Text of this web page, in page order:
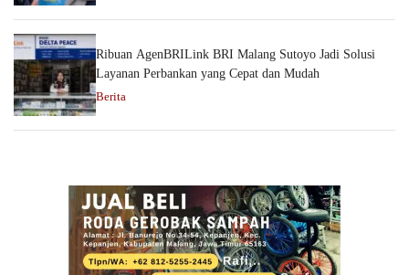
Ribuan AgenBRILink BRI Malang Sutoyo Jadi Solusi
Layanan Perbankan yang Cepat dan Mudah
Berita